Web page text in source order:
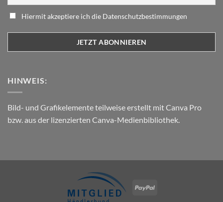
Hiermit akzeptiere ich die Datenschutzbestimmungen
HINWEIS:
Bild- und Grafikelemente teilweise erstellt mit Canva Pro
bzw. aus der lizenzierten Canva-Medienbibliothek.
PayPal